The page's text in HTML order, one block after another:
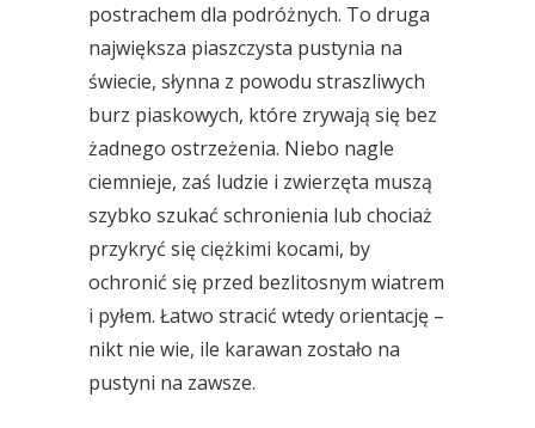
postrachem dla podróżnych. To druga
największa piaszczysta pustynia na
świecie, słynna z powodu straszliwych
burz piaskowych, które zrywają się bez
żadnego ostrzeżenia. Niebo nagle
ciemnieje, zaś ludzie i zwierzęta muszą
szybko szukać schronienia lub chociaż
przykryć się ciężkimi kocami, by
ochronić się przed bezlitosnym wiatrem
i pyłem. Łatwo stracić wtedy orientację –
nikt nie wie, ile karawan zostało na
pustyni na zawsze.